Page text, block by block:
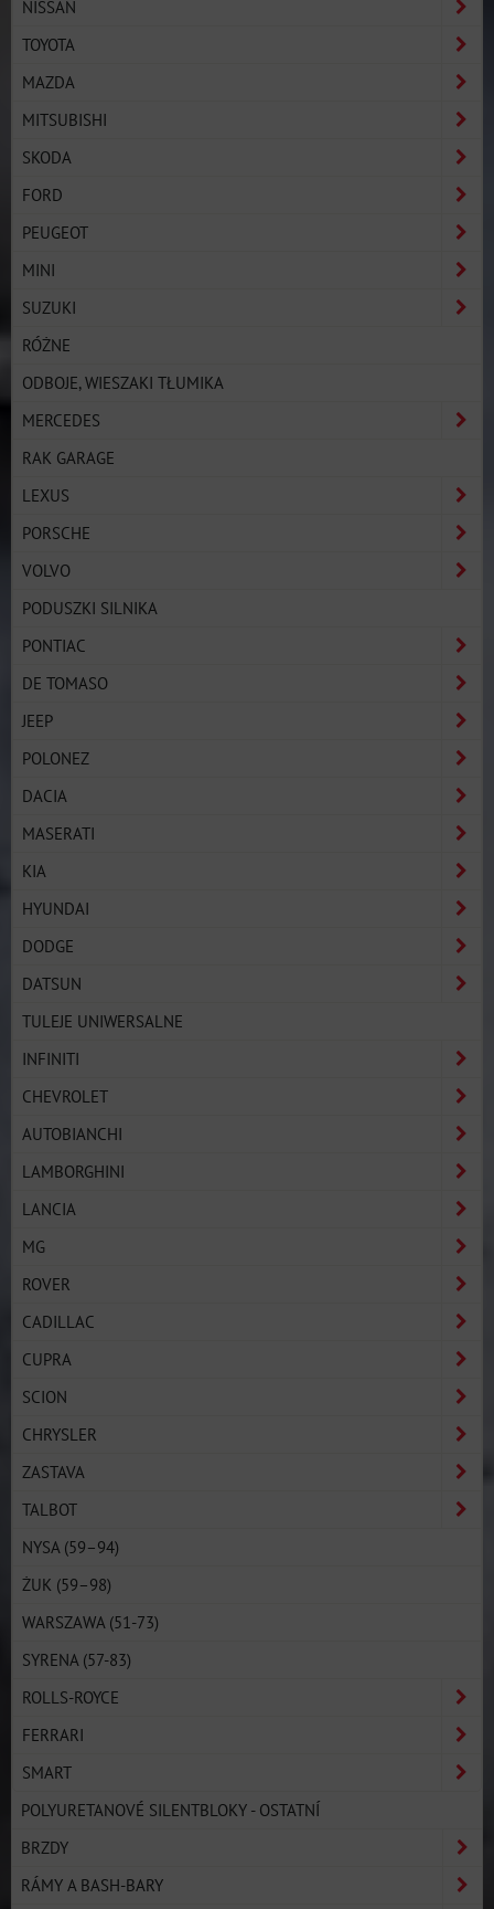
NISSAN
TOYOTA
MAZDA
MITSUBISHI
SKODA
FORD
PEUGEOT
MINI
SUZUKI
RÓŻNE
ODBOJE, WIESZAKI TŁUMIKA
MERCEDES
RAK GARAGE
LEXUS
PORSCHE
VOLVO
PODUSZKI SILNIKA
PONTIAC
DE TOMASO
JEEP
POLONEZ
DACIA
MASERATI
KIA
HYUNDAI
DODGE
DATSUN
TULEJE UNIWERSALNE
INFINITI
CHEVROLET
AUTOBIANCHI
LAMBORGHINI
LANCIA
MG
ROVER
CADILLAC
CUPRA
SCION
CHRYSLER
ZASTAVA
TALBOT
NYSA (59–94)
ŻUK (59–98)
WARSZAWA (51-73)
SYRENA (57-83)
ROLLS-ROYCE
FERRARI
SMART
POLYURETANOVÉ SILENTBLOKY - OSTATNÍ
BRZDY
RÁMY A BASH-BARY